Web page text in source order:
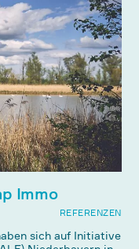
Immo
REFERENZEN
sich auf Initiative